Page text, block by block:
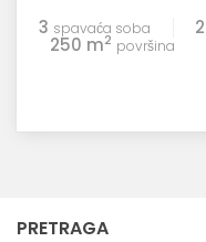
3 spavaća soba 2
250 m2 površina
PRETRAGA